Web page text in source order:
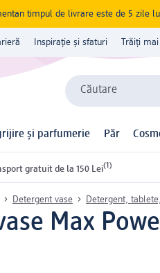
timpul de livrare este de 5 zile
Inspirație și sfaturi Trăiți
Căutare
și parfumerie Păr
gratuit de la 150 Lei(1)
Detergent vase Detergent,
Max